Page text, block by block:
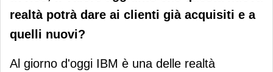
realtà potrà dare ai clienti già acquisiti e a
quelli nuovi?
Al giorno d'oggi IBM è una delle realtà